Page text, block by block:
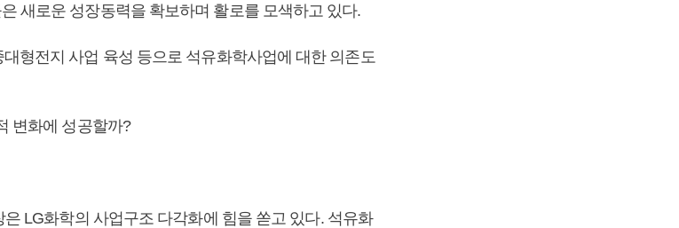
새로운 성장동력을 확보하며 활로를 모색하고 있다.
형전지 사업 육성 등으로 석유화학사업에 대한 의존도
변화에 성공할까?
LG화학의 사업구조 다각화에 힘을 쏟고 있다. 석유화